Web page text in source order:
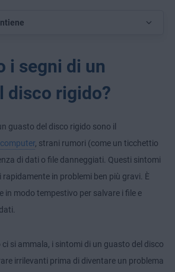
i segni di un
disco rigido?
guasto del disco rigido sono il
, strani rumori (come un ticchettio
di dati o file danneggiati. Questi sintomi
in problemi ben più gravi. È
in modo tempestivo per salvare i file e
si ammala, i sintomi di un guasto del disco
irrilevanti prima di diventare un problema